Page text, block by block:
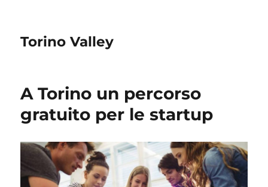
Torino Valley
A Torino un percorso
gratuito per le startup